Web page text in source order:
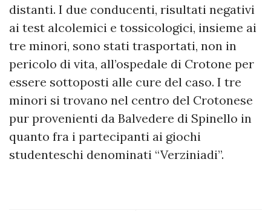
distanti. I due conducenti, risultati negativi
ai test alcolemici e tossicologici, insieme ai
tre minori, sono stati trasportati, non in
pericolo di vita, all’ospedale di Crotone per
essere sottoposti alle cure del caso. I tre
minori si trovano nel centro del Crotonese
pur provenienti da Balvedere di Spinello in
quanto fra i partecipanti ai giochi
studenteschi denominati “Verziniadi”.